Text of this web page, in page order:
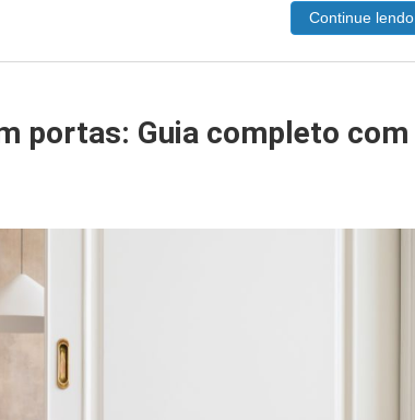
Continue lendo
portas: Guia completo com